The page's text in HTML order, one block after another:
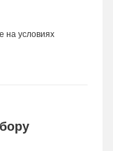
на условиях